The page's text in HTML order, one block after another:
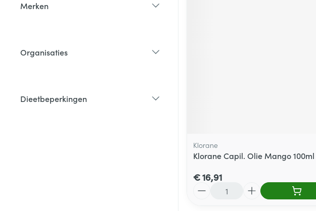
Merken
Organisaties
Dieetbeperkingen
Klorane
Klorane Capil. Olie Mango 100ml
€ 16,91